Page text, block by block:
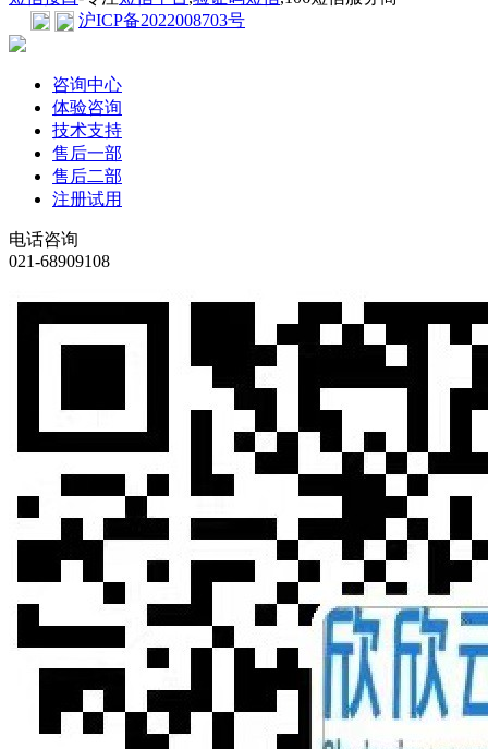
沪ICP备2022008703号
咨询中心
体验咨询
技术支持
售后一部
售后二部
注册试用
电话咨询
021-68909108